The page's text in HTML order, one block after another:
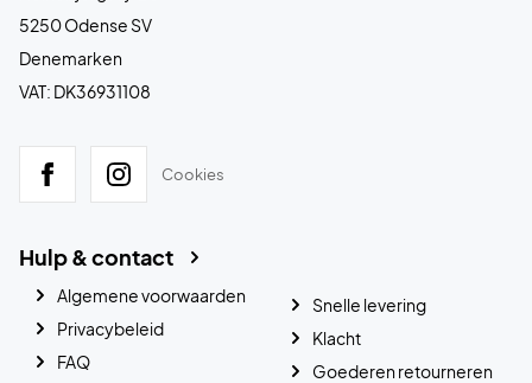
5250 Odense SV
Denemarken
VAT: DK36931108
Cookies
Hulp & contact
Algemene voorwaarden
Privacybeleid
FAQ
Snelle levering
Klacht
Goederen retourneren